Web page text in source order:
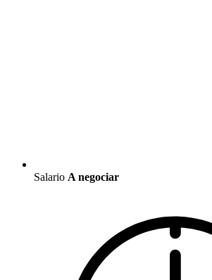
Salario A negociar